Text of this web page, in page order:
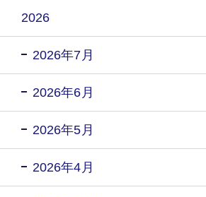
2026
2026年7月
2026年6月
2026年5月
2026年4月